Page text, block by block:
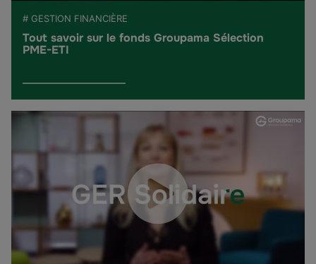
# GESTION FINANCIÈRE
Tout savoir sur le fonds Groupama Sélection
PME-ETI